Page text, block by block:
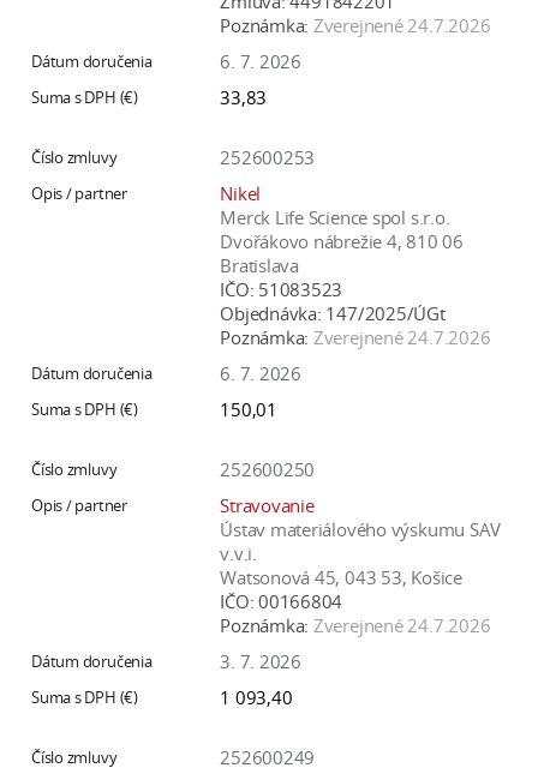
Poznámka: Zverejnené 24.7.2026
6. 7. 2026
33,83
252600253
Nikel
Merck Life Science spol s.r.o.
Dvořákovo nábrežie 4, 810 06
Bratislava
IČO: 51083523
Objednávka: 147/2025/ÚGt
Poznámka: Zverejnené 24.7.2026
6. 7. 2026
150,01
252600250
Stravovanie
Ústav materiálového výskumu SAV
v.v.i.
Watsonová 45, 043 53, Košice
IČO: 00166804
Poznámka: Zverejnené 24.7.2026
3. 7. 2026
1 093,40
252600249